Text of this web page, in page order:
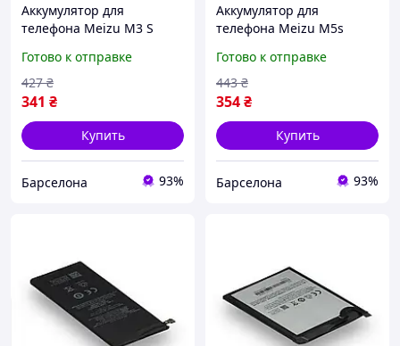
Аккумулятор для
телефона Meizu M3 S
аккумуляторная батарея
Li-pol 3020 мАч AAA no
LOGO
Готово к отправке
341 ₴
427 ₴
Купить
Барселона 93%
Аккумулятор для
телефона Meizu M5s
аккумуляторная батарея
Li-pol 3000 мАч AAA no
LOGO
Готово к отправке
354₴
443 ₴
Купить
Барселона 93%